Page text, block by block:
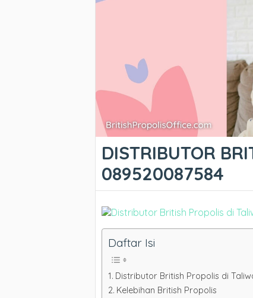
DISTRIBUTOR
089520087584
Daftar Isi
Distributor British Propolis di
Kelebihan British Propolis